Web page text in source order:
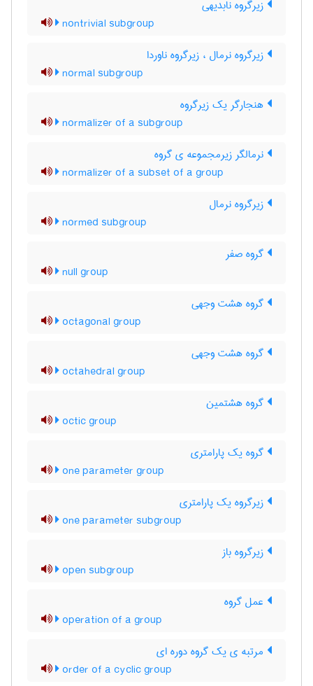
زیرگروه نابدیهی
nontrivial subgroup
زیرگروه نرمال ، زیرگروه ناوردا
normal subgroup
هنجارگر یک زیرگروه
normalizer of a subgroup
نرمالگر زیرمجموعه ی گروه
normalizer of a subset of a group
زیرگروه نرمال
normed subgroup
گروه صفر
null group
گروه هشت وجهی
octagonal group
گروه هشت وجهی
octahedral group
گروه هشتمین
octic group
گروه یک پارامتری
one parameter group
زیرگروه یک پارامتری
one parameter subgroup
زیرگروه باز
open subgroup
عمل گروه
operation of a group
مرتبه ی یک گروه دوره ای
order of a cyclic group